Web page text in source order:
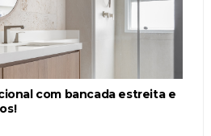
com bancada estreita e